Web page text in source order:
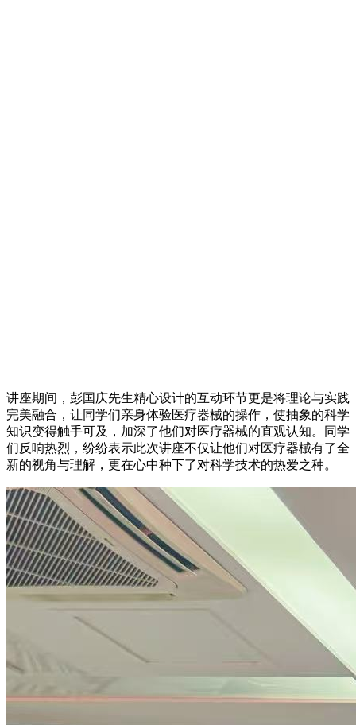
讲座期间，彭国庆先生精心设计的互动环节更是将理论与实践
完美融合，让同学们亲身体验医疗器械的操作，使抽象的科学
知识变得触手可及，加深了他们对医疗器械的直观认知。同学
们反响热烈，纷纷表示此次讲座不仅让他们对医疗器械有了全
新的视角与理解，更在心中种下了对科学技术的热爱之种。